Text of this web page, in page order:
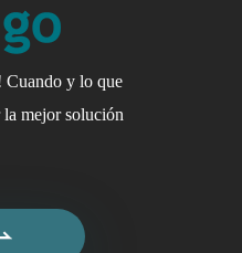
Cuando y lo que
la mejor solución